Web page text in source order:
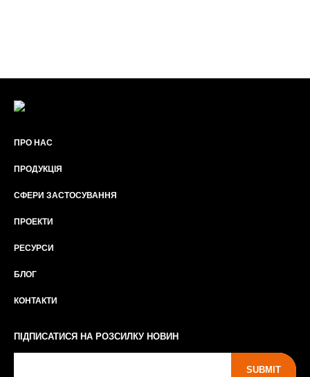
ПРО НАС
ПРОДУКЦІЯ
СФЕРИ ЗАСТОСУВАННЯ
ПРОЕКТИ
РЕСУРСИ
БЛОГ
КОНТАКТИ
ПІДПИСАТИСЯ НА РОЗСИЛКУ НОВИН
SUBMIT